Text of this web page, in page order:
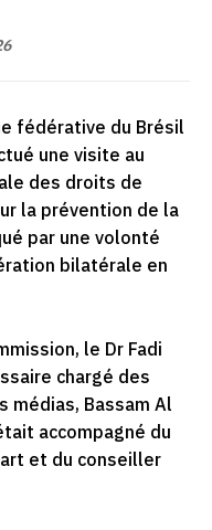
fédérative du Brésil
une visite au
des droits de
la prévention de la
par une volonté
bilatérale en
le Dr Fadi
chargé des
Bassam Al
accompagné du
et du conseiller